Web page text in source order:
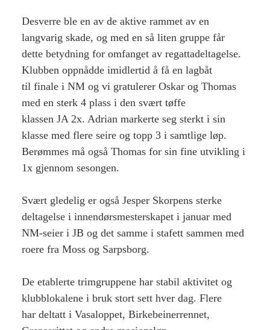
Desverre ble en av de aktive rammet av en
langvarig skade, og med en så liten gruppe får
dette betydning for omfanget av regattadeltagelse.
Klubben oppnådde imidlertid å få en lagbåt
til finale i NM og vi gratulerer Oskar og Thomas
med en sterk 4 plass i den svært tøffe
klassen JA 2x. Adrian markerte seg sterkt i sin
klasse med flere seire og topp 3 i samtlige løp.
Berømmes må også Thomas for sin fine utvikling i
1x gjennom sesongen.
Svært gledelig er også Jesper Skorpens sterke
deltagelse i innendørsmesterskapet i januar med
NM-seier i JB og det samme i stafett sammen med
roere fra Moss og Sarpsborg.
De etablerte trimgruppene har stabil aktivitet og
klubblokalene i bruk stort sett hver dag. Flere
har deltatt i Vasaloppet, Birkebeinerrennet,